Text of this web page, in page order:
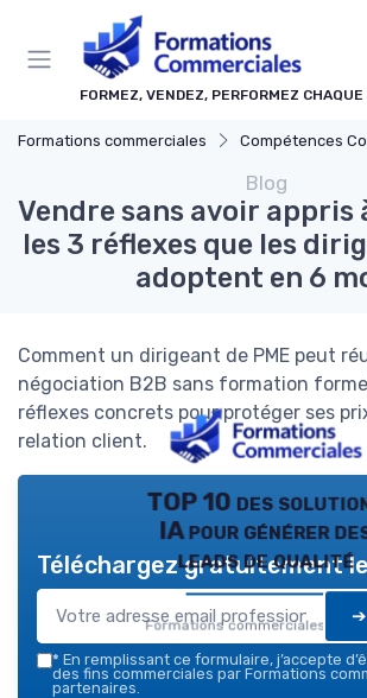
FORMEZ, VENDEZ, PERFORMEZ
Formations commerciales Compétences
Blog
Vendre sans avoir appris
les 3 réflexes que les
adoptent en 6
Comment un dirigeant de PME peut
négociation B2B sans formation
réflexes concrets pour protéger ses
relation client.
TOP 10 des
IA pour générer
leads de qualité
Formations commerciales —
Téléchargez gratuitement
➔
* En remplissant ce formulaire, j’accepte
des fins commerciales par Formations
partenaires.
Panneau de gestion des cookies